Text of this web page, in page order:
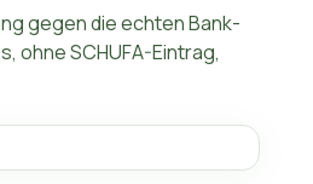
gegen die echten Bank-
ohne SCHUFA-Eintrag,